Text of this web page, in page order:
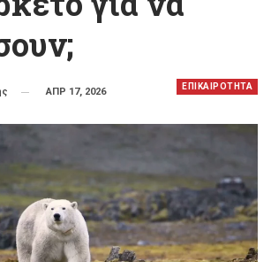
ΕΠΙΚΑΙΡΟΤΗΤΑ
ΑΠΡ 17, 2026